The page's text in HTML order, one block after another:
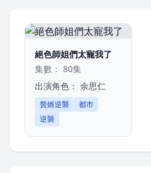
絕色師姐們太寵我了
集數： 80集
出演角色： 余思仁
贅婿逆襲
都市
逆襲